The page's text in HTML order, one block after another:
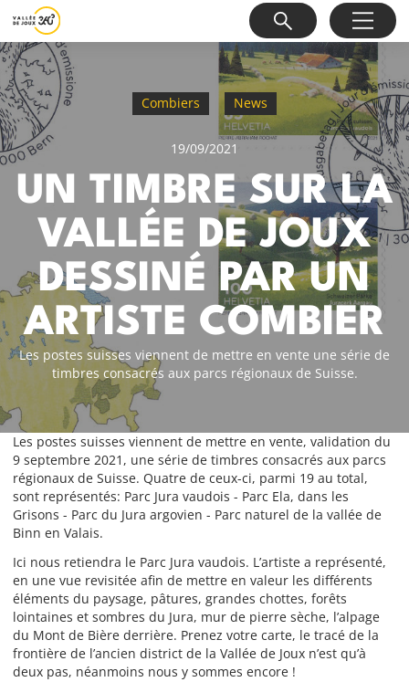
Combiers News
19/09/2021
UN TIMBRE SUR LA
VALLÉE DE JOUX
DESSINÉ PAR UN
ARTISTE COMBIER
Les postes suisses viennent de mettre en vente une série de
timbres consacrés aux parcs régionaux de Suisse.
Les postes suisses viennent de mettre en vente, validation du
9 septembre 2021, une série de timbres consacrés aux parcs
régionaux de Suisse. Quatre de ceux-ci, parmi 19 au total,
sont représentés: Parc Jura vaudois - Parc Ela, dans les
Grisons - Parc du Jura argovien - Parc naturel de la vallée de
Binn en Valais.
Ici nous retiendra le Parc Jura vaudois. L’artiste a représenté,
en une vue revisitée afin de mettre en valeur les différents
éléments du paysage, pâtures, grandes chottes, forêts
lointaines et sombres du Jura, mur de pierre sèche, l’alpage
du Mont de Bière derrière. Prenez votre carte, le tracé de la
frontière de l’ancien district de la Vallée de Joux n’est qu’à
deux pas, néanmoins nous y sommes encore !